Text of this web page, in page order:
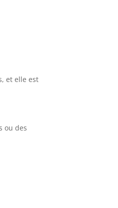
et elle est
ou des